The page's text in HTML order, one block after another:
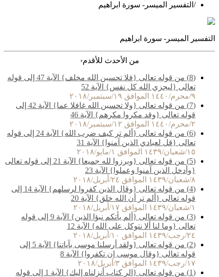
/ التفسير الميسر- سورة ابراهيم
التفسير الميسر- سورة ابراهيم
من الأحدث للأقدم‹
(8) من قوله تعالى {فلا تحسبن الله مخلف} الآية 47 إلى قوله
تعالى {ليجزي الله كل نفس} الآية 52
٩/محرم/١٤٤٠ الموافق ١٩/سبتمبر/٢٠١٨
(7) من قوله تعالى {ولا تحسبن الله غافلا عما} الآية 42 إلى
قوله تعالى {وقد مكروا مكرهم} الآية 46
٢/محرم/١٤٤٠ الموافق ١٢/سبتمبر/٢٠١٨
(6) من قوله تعالى {ألم تر كيف ضرب الله} الآية 24 إلى قوله
تعالى {قل لعبادي الذين آمنوا} الآية 31
١٥/شعبان/١٤٣٩ الموافق ١/مايو/٢٠١٨
(5) من قوله تعالى {وبرزوا لله جميعا} الآية 21 إلى قوله تعالى
{وأدخل الذين آمنوا وعملوا} الآية 23
٨/شعبان/١٤٣٩ الموافق ٢٤/أبريل/٢٠١٨
(4) من قوله تعالى {وقال الذين كفروا لرسلهم} الآية 14 إلى
قوله تعالى {ألم تر أن الله خلق} الآية 20
١/شعبان/١٤٣٩ الموافق ١٧/أبريل/٢٠١٨
(3) من قوله تعالى {ألم يأتكم نبؤا الذين} الآية 9 إلى قوله
تعالى {وما لنا ألا نتوكل على الله} الآية 12
٢٤/رجب/١٤٣٩ الموافق ١٠/أبريل/٢٠١٨
(2) من قوله تعالى {ولقد أرسلنا موسى بآياتنا} الآية 5 إلى
قوله تعالى {وقال موسى إن تكفروا} الآية 8
١٧/رجب/١٤٣٩ الموافق ٣/أبريل/٢٠١٨
(1) من قوله تعالى {الر كتاب أنزلناه إليك} الآية 1 إلى قوله